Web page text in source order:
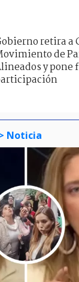
retira a
de
y pone
Noticia